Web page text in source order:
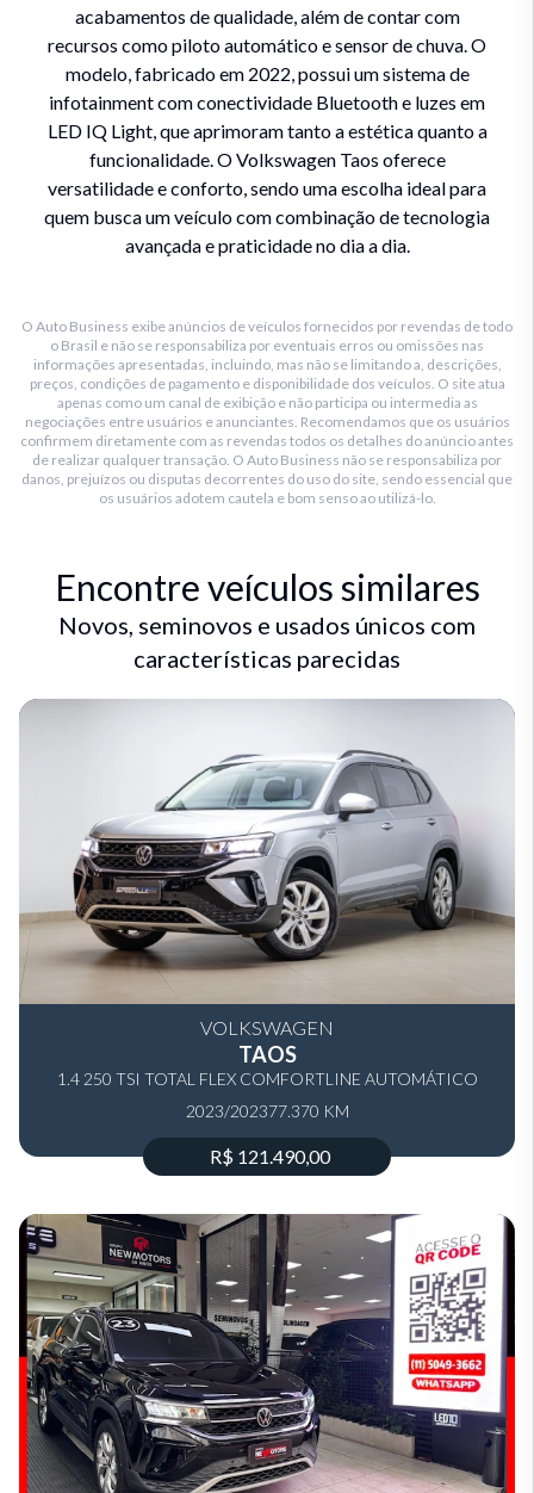
acabamentos de qualidade, além de contar com
recursos como piloto automático e sensor de chuva. O
modelo, fabricado em 2022, possui um sistema de
infotainment com conectividade Bluetooth e luzes em
LED IQ Light, que aprimoram tanto a estética quanto a
funcionalidade. O Volkswagen Taos oferece
versatilidade e conforto, sendo uma escolha ideal para
quem busca um veículo com combinação de tecnologia
avançada e praticidade no dia a dia.
O Auto Business exibe anúncios de veículos fornecidos por revendas de todo
o Brasil e não se responsabiliza por eventuais erros ou omissões nas
informações apresentadas, incluindo, mas não se limitando a, descrições,
preços, condições de pagamento e disponibilidade dos veículos. O site atua
apenas como um canal de exibição e não participa ou intermedia as
negociações entre usuários e anunciantes. Recomendamos que os usuários
confirmem diretamente com as revendas todos os detalhes do anúncio antes
de realizar qualquer transação. O Auto Business não se responsabiliza por
danos, prejuízos ou disputas decorrentes do uso do site, sendo essencial que
os usuários adotem cautela e bom senso ao utilizá-lo.
Encontre veículos similares
Novos, seminovos e usados únicos com
características parecidas
VOLKSWAGEN
TAOS
1.4 250 TSI TOTAL FLEX COMFORTLINE AUTOMÁTICO
2023/202377.370 KM
R$ 121.490,00